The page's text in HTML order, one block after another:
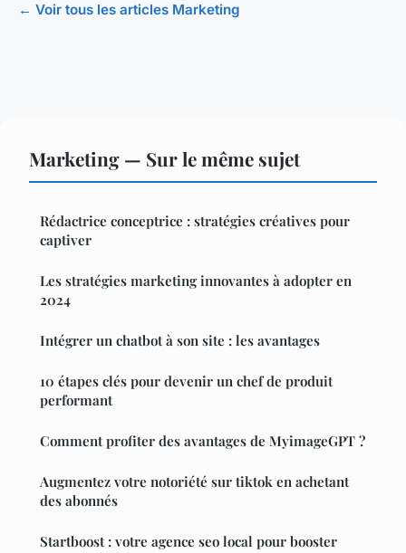
← Voir tous les articles Marketing
Marketing — Sur le même sujet
Rédactrice conceptrice : stratégies créatives pour
captiver
Les stratégies marketing innovantes à adopter en
2024
Intégrer un chatbot à son site : les avantages
10 étapes clés pour devenir un chef de produit
performant
Comment profiter des avantages de MyimageGPT ?
Augmentez votre notoriété sur tiktok en achetant
des abonnés
Startboost : votre agence seo local pour booster